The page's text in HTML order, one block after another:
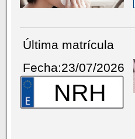
Última matrícula
Fecha:23/07/2026
NRH